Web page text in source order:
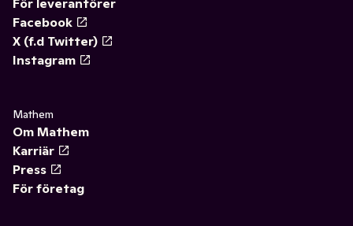
För leverantörer
Facebook
X (f.d Twitter)
Instagram
Mathem
Om Mathem
Karriär
Press
För företag